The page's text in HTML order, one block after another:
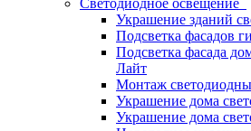
Светодиодное освещение
Украшение зданий
Подсветка фасадов
Подсветка фасада
Лайт
Монтаж
Украшение дома
Украшение дома